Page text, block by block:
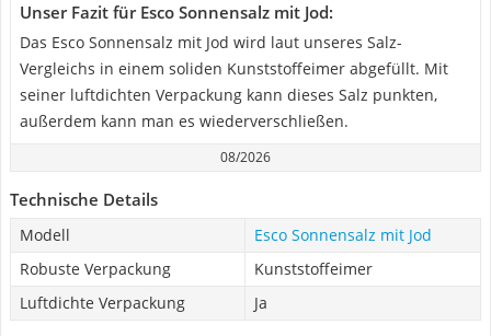
Unser Fazit für Esco Sonnensalz mit Jod:
Das Esco Sonnensalz mit Jod wird laut unseres Salz-
Vergleichs in einem soliden Kunststoffeimer abgefüllt. Mit
seiner luftdichten Verpackung kann dieses Salz punkten,
außerdem kann man es wiederverschließen.
08/2026
Technische Details
Modell
Esco Sonnensalz mit Jod
Robuste Verpackung
Kunststoffeimer
Luftdichte Verpackung
Ja